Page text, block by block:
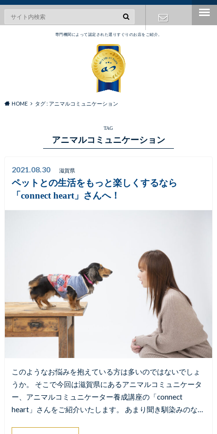
専門機関によって認定された選りすぐりのお店をご紹介。
HOME タグ : アニマルコミュニケーション
TAG
アニマルコミュニケーション
2021.08.30 滋賀県
ペットとの生活をもっと楽しくするなら
「connect heart」さんへ！
このようなお悩みを抱えている方は多いのではないでしょ
うか。 そこで今回は滋賀県にあるアニマルコミュニケータ
ー、アニマルコミュニケーター養成講座の「connect
heart」さんをご紹介いたします。 あまり聞き馴染みのな…